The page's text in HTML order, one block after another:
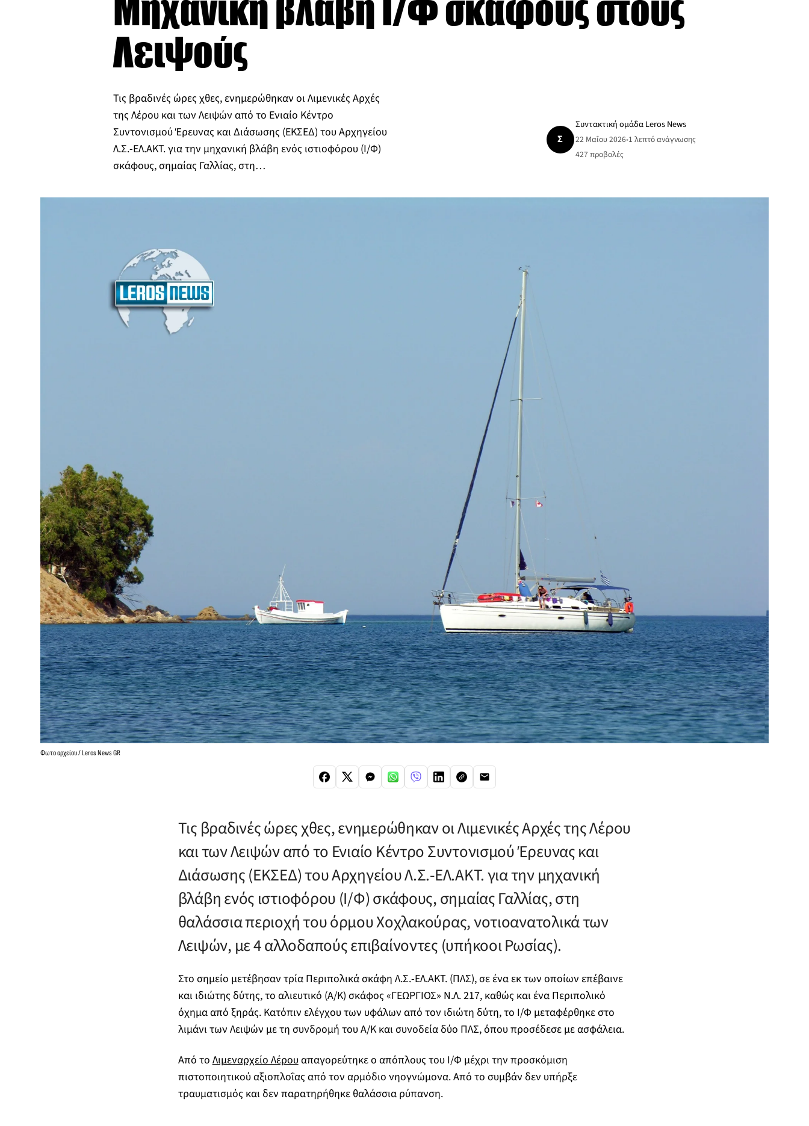
Λειψούς
Τις βραδινές ώρες χθες, ενημερώθηκαν οι Λιμενικές Αρχές
της Λέρου και των Λειψών από το Ενιαίο Κέντρο
Συντονισμού Έρευνας και Διάσωσης (ΕΚΣΕΔ) του Αρχηγείου
Λ.Σ.-ΕΛ.ΑΚΤ. για την μηχανική βλάβη ενός ιστιοφόρου (Ι/Φ)
σκάφους, σημαίας Γαλλίας, στη…
Σ
Συντακτική ομάδα Leros News
22 Μαΐου 2026•1 λεπτό ανάγνωσης
427 προβολές
Φωτο αρχείου / Leros News GR
Τις βραδινές ώρες χθες, ενημερώθηκαν οι Λιμενικές Αρχές της Λέρου
και των Λειψών από το Ενιαίο Κέντρο Συντονισμού Έρευνας και
Διάσωσης (ΕΚΣΕΔ) του Αρχηγείου Λ.Σ.-ΕΛ.ΑΚΤ. για την μηχανική
βλάβη ενός ιστιοφόρου (Ι/Φ) σκάφους, σημαίας Γαλλίας, στη
θαλάσσια περιοχή του όρμου Χοχλακούρας, νοτιοανατολικά των
Λειψών, με 4 αλλοδαπούς επιβαίνοντες (υπήκοοι Ρωσίας).
Στο σημείο μετέβησαν τρία Περιπολικά σκάφη Λ.Σ.-ΕΛ.ΑΚΤ. (ΠΛΣ), σε ένα εκ των οποίων επέβαινε
και ιδιώτης δύτης, το αλιευτικό (Α/Κ) σκάφος «ΓΕΩΡΓΙΟΣ» Ν.Λ. 217, καθώς και ένα Περιπολικό
όχημα από ξηράς. Κατόπιν ελέγχου των υφάλων από τον ιδιώτη δύτη, το Ι/Φ μεταφέρθηκε στο
λιμάνι των Λειψών με τη συνδρομή του Α/Κ και συνοδεία δύο ΠΛΣ, όπου προσέδεσε με ασφάλεια.
Από τοΛιμεναρχείο Λέρουαπαγορεύτηκε ο απόπλους του Ι/Φ μέχρι την προσκόμιση
πιστοποιητικού αξιοπλοΐας από τον αρμόδιο νηογνώμονα. Από το συμβάν δεν υπήρξε
τραυματισμός και δεν παρατηρήθηκε θαλάσσια ρύπανση.